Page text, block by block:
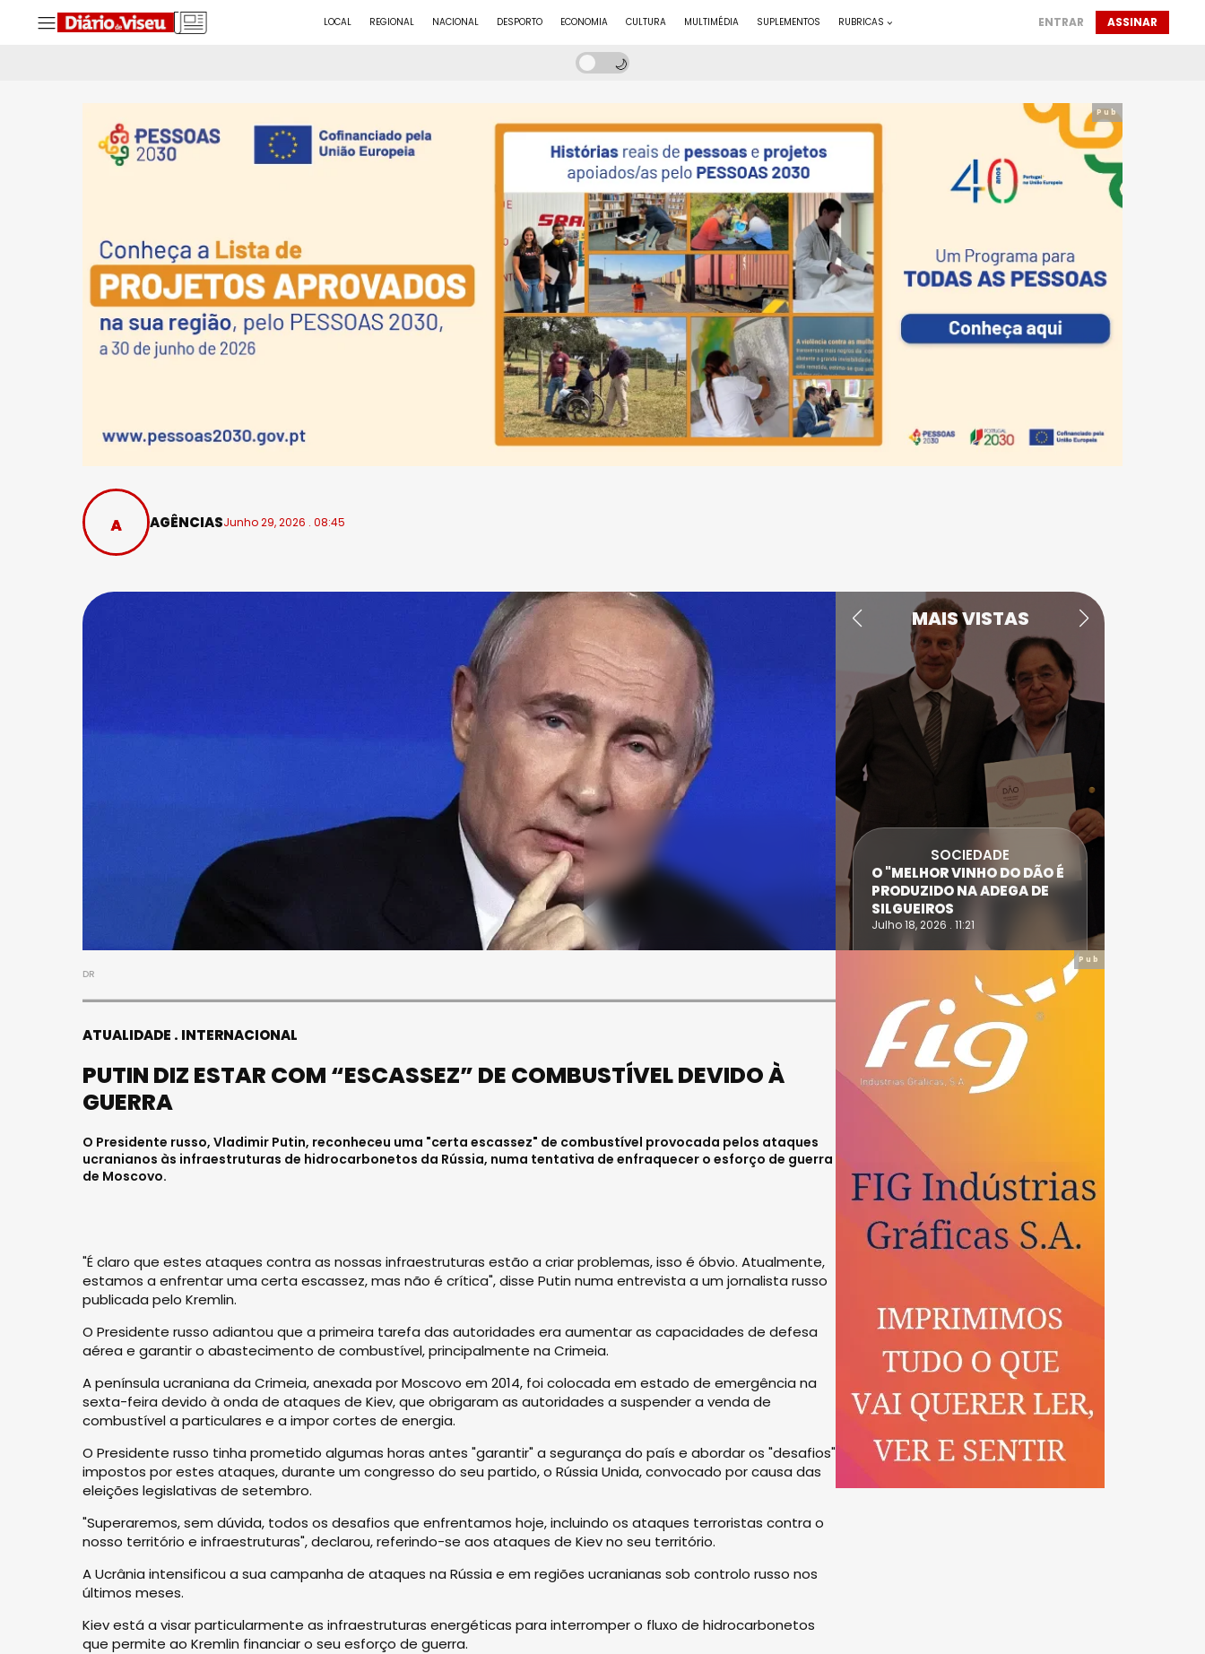
LOCAL REGIONAL NACIONAL DESPORTO ECONOMIA CULTURA MULTIMÉDIA SUPLEMENTOS RUBRICAS ENTRAR ASSINAR
Pub
AGÊNCIASJunho 29, 2026 . 08:45
DR
ATUALIDADE INTERNACIONAL
PUTIN DIZ ESTAR COM “ESCASSEZ” DE COMBUSTÍVEL DEVIDO À
GUERRA
O Presidente russo, Vladimir Putin, reconheceu uma "certa escassez" de combustível provocada pelos ataques
ucranianos às infraestruturas de hidrocarbonetos da Rússia, numa tentativa de enfraquecer o esforço de guerra
de Moscovo.
"É claro que estes ataques contra as nossas infraestruturas estão a criar problemas, isso é óbvio. Atualmente,
estamos a enfrentar uma certa escassez, mas não é crítica", disse Putin numa entrevista a um jornalista russo
publicada pelo Kremlin.
O Presidente russo adiantou que a primeira tarefa das autoridades era aumentar as capacidades de defesa
aérea e garantir o abastecimento de combustível, principalmente na Crimeia.
A península ucraniana da Crimeia, anexada por Moscovo em 2014, foi colocada em estado de emergência na
sexta-feira devido à onda de ataques de Kiev, que obrigaram as autoridades a suspender a venda de
combustível a particulares e a impor cortes de energia.
O Presidente russo tinha prometido algumas horas antes "garantir" a segurança do país e abordar os "desafios"
impostos por estes ataques, durante um congresso do seu partido, o Rússia Unida, convocado por causa das
eleições legislativas de setembro.
"Superaremos, sem dúvida, todos os desafios que enfrentamos hoje, incluindo os ataques terroristas contra o
nosso território e infraestruturas", declarou, referindo-se aos ataques de Kiev no seu território.
A Ucrânia intensificou a sua campanha de ataques na Rússia e em regiões ucranianas sob controlo russo nos
últimos meses.
Kiev está a visar particularmente as infraestruturas energéticas para interromper o fluxo de hidrocarbonetos
que permite ao Kremlin financiar o seu esforço de guerra.
MAIS VISTAS
21 MIL LITROS DE VINHO E
ESPUMANTE NA REGIÃO
SOCIEDADE
O "MELHOR VINHO DO DÃO É
PRODUZIDO NA ADEGA DE
SILGUEIROS
Julho 18, 2026 . 11:21
Pub